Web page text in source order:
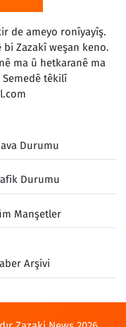
de ameyo ronîyayîş.
Zazakî weşan keno.
ma û hetkaranê ma
têkilî
Durumu
Durumu
Manşetler
Arşivi